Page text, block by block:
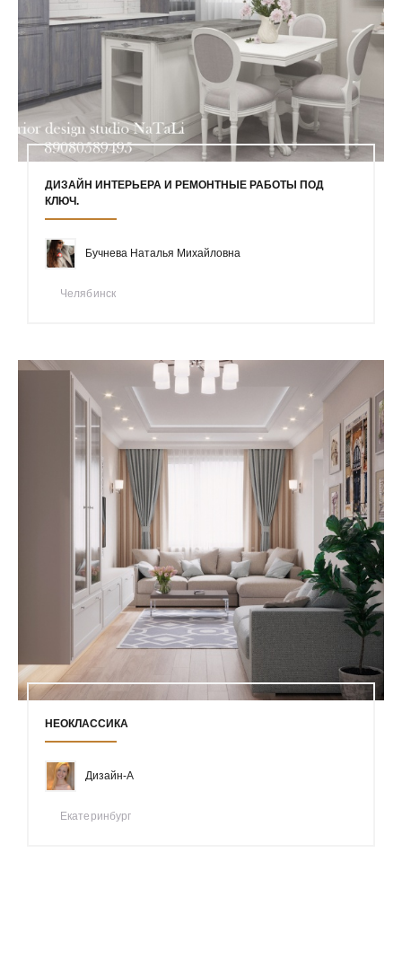
ДИЗАЙН ИНТЕРЬЕРА И РЕМОНТНЫЕ РАБОТЫ ПОД
КЛЮЧ.
Бучнева Наталья Михайловна
Челябинск
НЕОКЛАССИКА
Дизайн-А
Екатеринбург